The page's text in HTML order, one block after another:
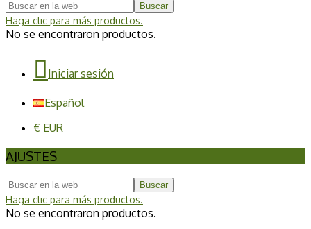
Buscar
Haga clic para más productos.
No se encontraron productos.
Iniciar sesión
Español
€ EUR
AJUSTES
Buscar
Haga clic para más productos.
No se encontraron productos.